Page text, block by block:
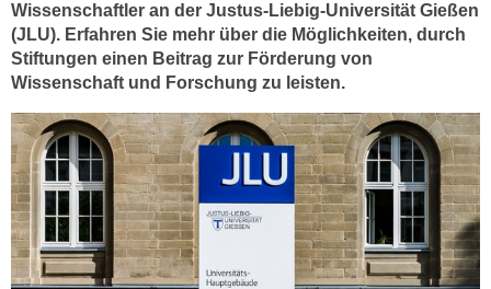
Wissenschaftler an der Justus-Liebig-Universität Gießen
(JLU). Erfahren Sie mehr über die Möglichkeiten, durch
Stiftungen einen Beitrag zur Förderung von
Wissenschaft und Forschung zu leisten.